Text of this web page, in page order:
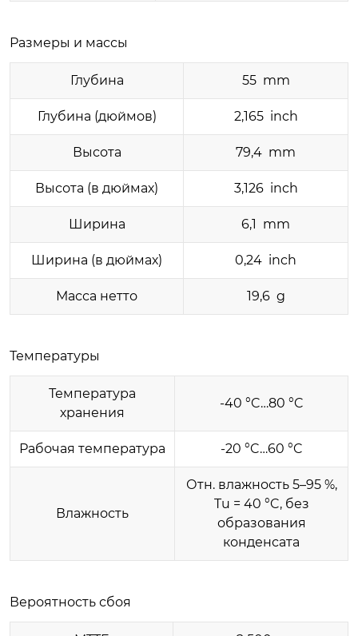
Размеры и массы
Глубина 55 mm
Глубина (дюймов) 2,165 inch
Высота 79,4 mm
Высота (в дюймах) 3,126 inch
Ширина 6,1 mm
Ширина (в дюймах) 0,24 inch
Масса нетто 19,6 g
Температуры
Температура
хранения
-40 °C…80 °C
Рабочая температура -20 °C…60 °C
Влажность
Отн. влажность 5–95 %,
Tu = 40 °C, без
образования
конденсата
Вероятность сбоя